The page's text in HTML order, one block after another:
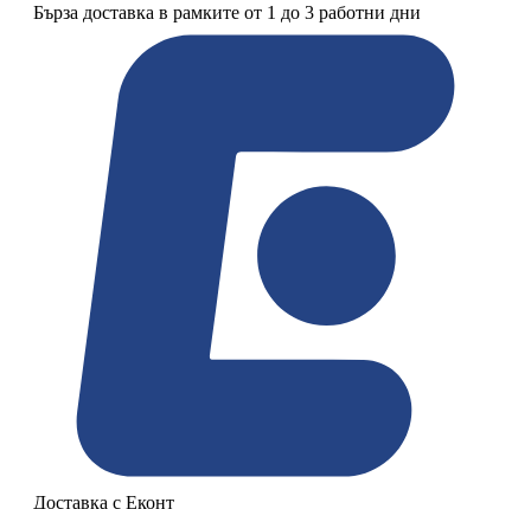
Бърза доставка в рамките от 1 до 3 работни дни
Доставка с Еконт